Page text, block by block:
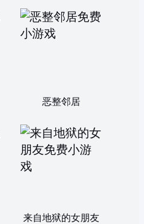
恶整邻居
来自地狱的女朋友